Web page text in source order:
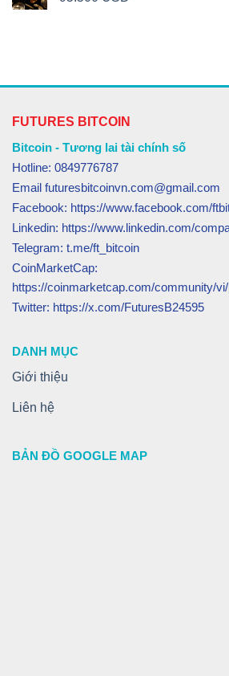
FUTURES BITCOIN
Bitcoin - Tương lai tài chính số
Hotline: 0849776787
Email futuresbitcoinvn.com@gmail.com
Facebook: https://www.facebook.com/
Linkedin: https://www.linkedin.com/
Telegram: t.me/ft_bitcoin
CoinMarketCap:
https://coinmarketcap.com/community/
Twitter: https://x.com/FuturesB24595
DANH MỤC
Giới thiệu
Liên hệ
BẢN ĐỒ GOOGLE MAP